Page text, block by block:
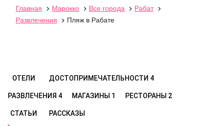
Главная  Марокко  Все города  Рабат

Развлечения
 Пляж в Рабате
ОТЕЛИ ДОСТОПРИМЕЧАТЕЛЬНОСТИ 4
РАЗВЛЕЧЕНИЯ 4 МАГАЗИНЫ 1 РЕСТОРАНЫ 2
СТАТЬИ РАССКАЗЫ